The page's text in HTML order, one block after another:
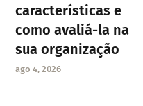
características e
como avaliá-la na
sua organização
ago 4, 2026